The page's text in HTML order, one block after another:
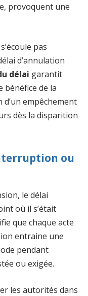
provoquent une
pas
d’annulation
délai garantit
bénéfice de la
empêchement
dès la disparition
ou
le délai
où il s’était
que chaque acte
entraine une
pendant
ou exigée.
les autorités dans